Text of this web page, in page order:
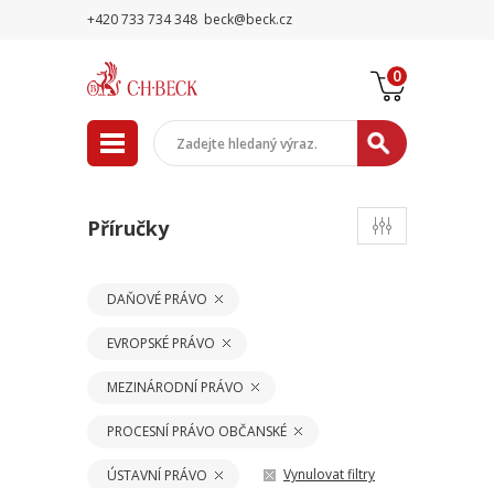
+420 733 734 348 beck@beck.cz
0
Příručky
DAŇOVÉ PRÁVO
EVROPSKÉ PRÁVO
MEZINÁRODNÍ PRÁVO
PROCESNÍ PRÁVO OBČANSKÉ
ÚSTAVNÍ PRÁVO Vynulovat filtry